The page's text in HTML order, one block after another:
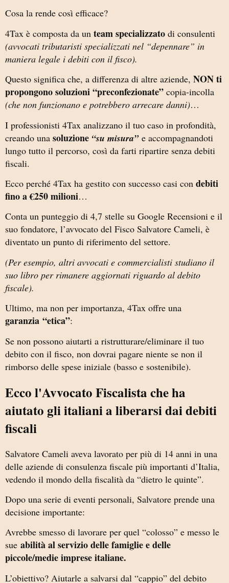
Cosa la rende così efficace?
4Tax è composta da un team specializzato di consulenti
(avvocati tributaristi specializzati nel “depennare” in
maniera legale i debiti con il fisco).
Questo significa che, a differenza di altre aziende, NON ti
propongono soluzioni “preconfezionate” copia-incolla
(che non funzionano e potrebbero arrecare danni)…
I professionisti 4Tax analizzano il tuo caso in profondità,
creando una soluzione “su misura”e accompagnandoti
lungo tutto il percorso, così da farti ripartire senza debiti
fiscali.
Ecco perché 4Tax ha gestito con successo casi con debiti
fino a €250 milioni…
Conta un punteggio di 4,7 stelle su Google Recensioni e il
suo fondatore, l’avvocato del Fisco Salvatore Cameli, è
diventato un punto di riferimento del settore.
(Per esempio, altri avvocati e commercialisti studiano il
suo libro per rimanere aggiornati riguardo al debito
fiscale).
Ultimo, ma non per importanza, 4Tax offre una
garanzia “etica”:
Se non possono aiutarti a ristrutturare/eliminare il tuo
debito con il fisco, non dovrai pagare niente se non il
rimborso delle spese iniziale (basso e sostenibile).
Ecco l'Avvocato Fiscalista che ha
aiutato gli italiani a liberarsi dai debiti
fiscali
Salvatore Cameli aveva lavorato per più di 14 anni in una
delle aziende di consulenza fiscale più importanti d’Italia,
vedendo il mondo della fiscalità da “dietro le quinte”.
Dopo una serie di eventi personali, Salvatore prende una
decisione importante:
Avrebbe smesso di lavorare per quel “colosso” e messo le
sue abilità al servizio delle famiglie e delle
piccole/medie imprese italiane.
L’obiettivo? Aiutarle a salvarsi dal “cappio” del debito